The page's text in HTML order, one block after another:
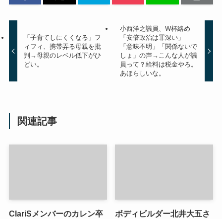
「子育てしにくくなる」フ
ィフィ、携帯弄る母親を批
判→母親のレベル低下がひ
どい。
小西洋之議員、W杯絡め
「安倍政治は罪深い」
「意味不明」「関係ないで
しょ」の声→こんな人が議
員って？給料は税金やろ。
あほらしいな。
関連記事
ClariSメンバーのカレン卒
ボディビルダー北井大五さ